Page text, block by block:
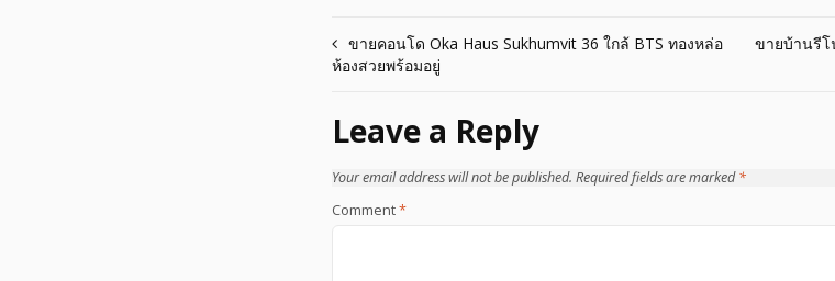
Post
navigation
ขายคอนโด Oka Haus Sukhumvit 36 ใกล้ BTS ทองหล่อ
ห้องสวยพร้อมอยู่
ขายบ้านรีโ
Leave a Reply
Your email address will not be published. Required fields are marked*
Comment*